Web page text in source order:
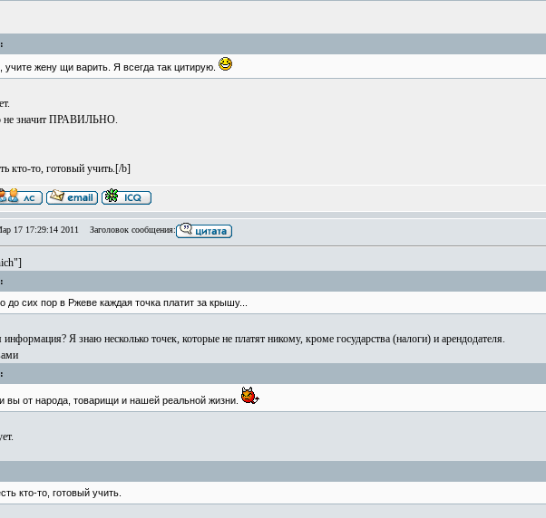
жену щи варить. Я всегда так цитирую.
не значит ПРАВИЛЬНО.
кто-то, готовый учить.[/b]
17 17:29:14 2011 Заголовок сообщения:
до сих пор в Ржеве каждая точка платит за крышу...
информация? Я знаю несколько точек, которые не платят никому, кроме государства (налоги) и арендодателя.
вы от народа, товарищи и нашей реальной жизни.
кто-то, готовый учить.